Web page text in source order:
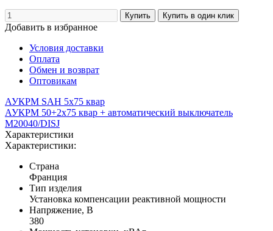
Добавить в избранное
Условия доставки
Оплата
Обмен и возврат
Оптовикам
АУКРМ SAH 5х75 квар
АУКРМ 50+2х75 квар + автоматический выключатель
M20040/DISJ
Характеристики
Характеристики:
Страна
Франция
Тип изделия
Установка компенсации реактивной мощности
Напряжение, В
380